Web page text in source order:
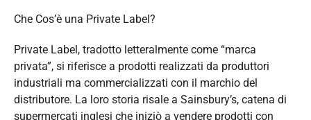
Che Cos’è una Private Label?
Private Label, tradotto letteralmente come “marca
privata”, si riferisce a prodotti realizzati da produttori
industriali ma commercializzati con il marchio del
distributore. La loro storia risale a Sainsbury’s, catena di
supermercati inglesi che iniziò a vendere prodotti con